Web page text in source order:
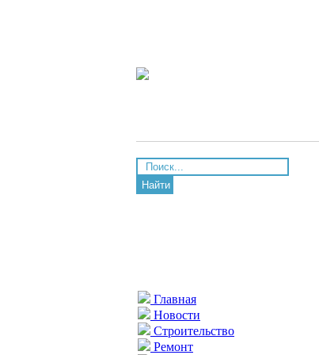
Найти
Главная
Новости
Строительство
Ремонт